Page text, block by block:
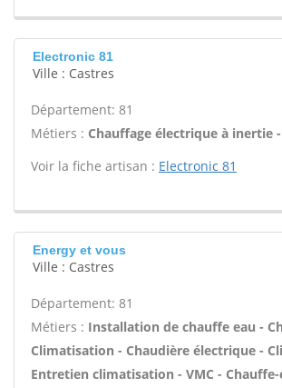
Electronic 81
Ville : Castres
Département: 81
Métiers : Chauffage électrique à inertie -
Voir la fiche artisan : Electronic 81
Energy et vous
Ville : Castres
Département: 81
Métiers : Installation de chauffe eau -
Climatisation - Chaudière électrique -
Entretien climatisation - VMC - Chauffe-